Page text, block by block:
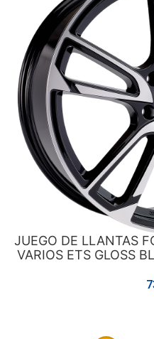
JUEGO DE LLANTAS
VARIOS ETS GLOSS